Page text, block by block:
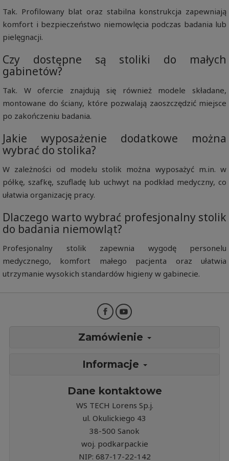
Tak. Profilowany blat oraz stabilna konstrukcja zapewniają
komfort i bezpieczeństwo niemowlęcia podczas badania lub
pielęgnacji.
Czy dostępne są stoliki do małych
gabinetów?
Tak. W ofercie znajdują się również modele składane,
montowane do ściany, które pozwalają zaoszczędzić miejsce
po zakończeniu badania.
Jakie wyposażenie dodatkowe można
wybrać do stolika?
W zależności od modelu stolik można wyposażyć m.in. w
półkę, szafkę, szufladę lub uchwyt na podkład medyczny, co
ułatwia organizację pracy.
Dlaczego warto wybrać profesjonalny stolik
do badania niemowląt?
Profesjonalny stolik zapewnia wygodę personelu
medycznego, komfort małego pacjenta oraz ułatwia
utrzymanie wysokich standardów higieny w gabinecie.
Zamówienie
Informacje
Dane kontaktowe
WS TECH Lorens Sp.j.
ul. Okulickiego 43
38-500 Sanok
woj. podkarpackie
NIP: 687-17-22-142